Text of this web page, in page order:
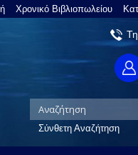
Χρονικό Βιβλιοπωλείου
Σύνθετη Αναζήτηση